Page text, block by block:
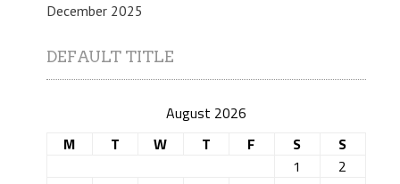
December 2025
DEFAULT TITLE
August 2026
M
T W T F S S
1
2